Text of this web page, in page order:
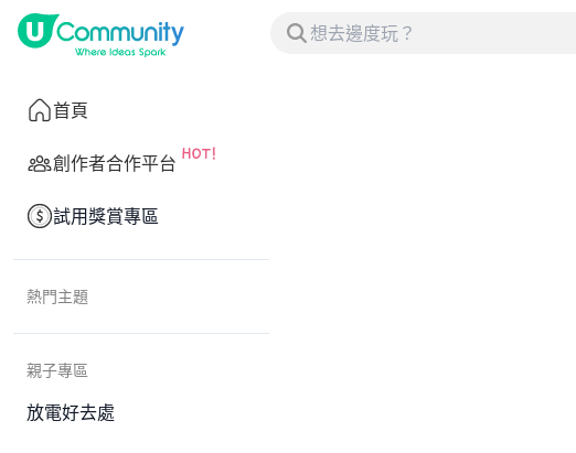
首頁
創作者合作平台
試用獎賞專區
熱門主題
親子專區
放電好去處